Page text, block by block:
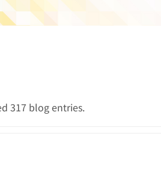
317 blog entries.